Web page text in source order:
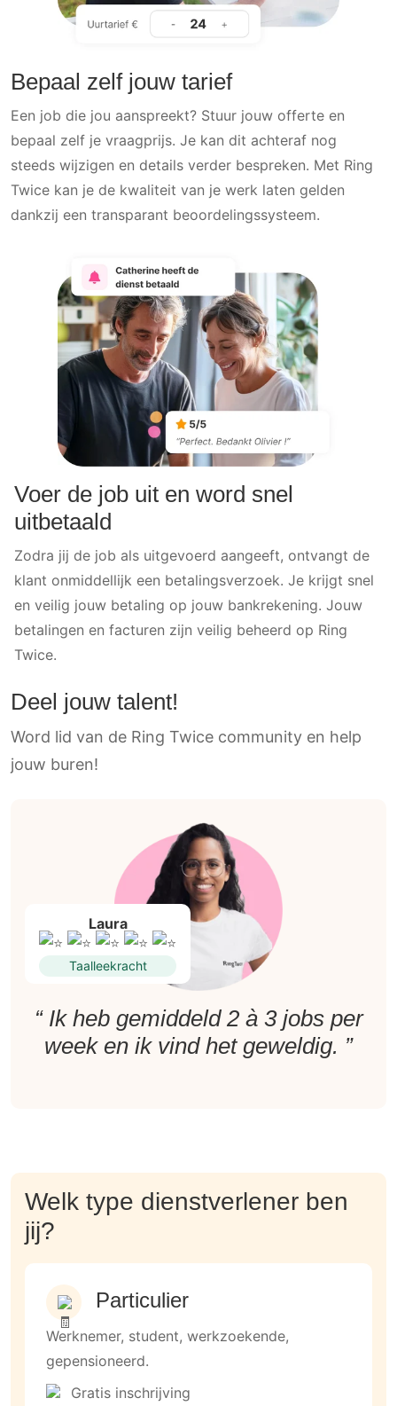
Bepaal zelf jouw tarief
Een job die jou aanspreekt? Stuur jouw offerte en
bepaal zelf je vraagprijs. Je kan dit achteraf nog
steeds wijzigen en details verder bespreken. Met Ring
Twice kan je de kwaliteit van je werk laten gelden
dankzij een transparant beoordelingssysteem.
Voer de job uit en word snel
uitbetaald
Zodra jij de job als uitgevoerd aangeeft, ontvangt de
klant onmiddellijk een betalingsverzoek. Je krijgt snel
en veilig jouw betaling op jouw bankrekening. Jouw
betalingen en facturen zijn veilig beheerd op Ring
Twice.
Deel jouw talent!
Word lid van de Ring Twice community en help
jouw buren!
Laura
Taalleekracht
“ Ik heb gemiddeld 2 à 3 jobs per
week en ik vind het geweldig. ”
Welk type dienstverlener ben
jij?
Particulier
Werknemer, student, werkzoekende,
gepensioneerd.
Gratis inschrijving